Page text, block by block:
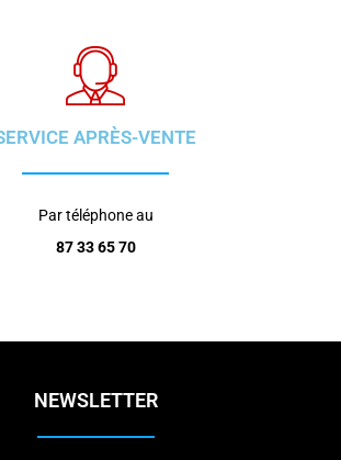
APRÈS-VENTE
Par téléphone au
87 33 65 70
NEWSLETTER